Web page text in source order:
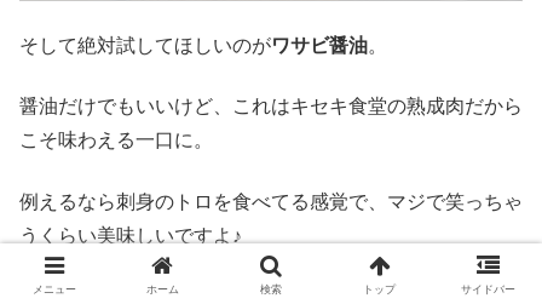
そして絶対試してほしいのがワサビ醤油。
醤油だけでもいいけど、これはキセキ食堂の熟成肉だから
こそ味わえる一口に。
例えるなら刺身のトロを食べてる感覚で、マジで笑っちゃ
うくらい美味しいですよ♪
メニュー ホーム 検索 トップ サイドバー